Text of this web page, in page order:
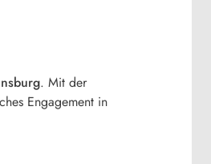
. Mit der
Engagement in